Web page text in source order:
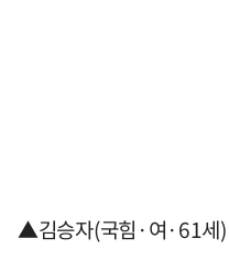
▲김승자(국힘·여·61세)